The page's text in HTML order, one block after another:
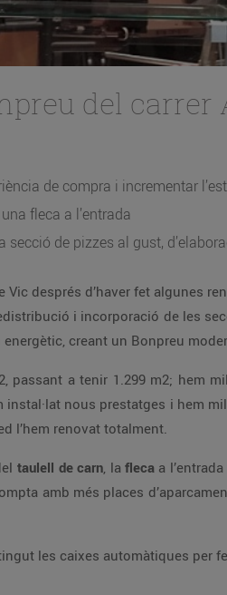
del
de compra i incrementar
fleca a l’entrada
secció de pizzes al gust,
Vic després d’haver fet algunes
i incorporació de les
creant un Bonpreu
passant a tenir 1.299 m2; hem
nous prestatges i hem
l’hem renovat totalment.
taulell de carn, la fleca a
amb més places
les caixes automàtiques per